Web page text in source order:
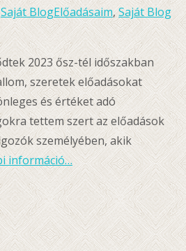
Saját BlogElőadásaim,Saját Blog
2023 ősz-tél időszakban
szeretek előadásokat
és értéket adó
tettem szert az előadások
személyében, akik
információ…